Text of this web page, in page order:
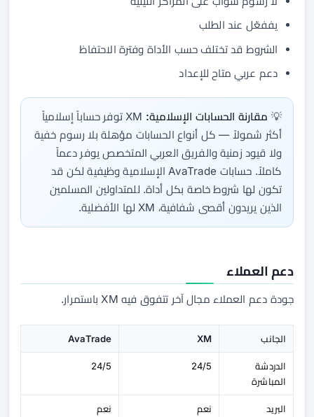
يففعّل عند الطلب
الشروط قد تختلف حسب الأداة وفترة الاحتفاظ
دعم عربي متاح للإعداد
💡 مقارنة الحسابات الإسلامية:
XM توفر حساباً إسلامياً
أكثر شمولاً — كل أنواع الحسابات مؤهلة بلا رسوم خفية
ولا قيود زمنية والفريق العربي المتخصص يوفر دعماً
كاملاً. حسابات AvaTrade الإسلامية وظيفية لكن قد
تكون لها شروط خاصة بكل أداة. للمتداولين المسلمين
الذين يريدون أقصى شفافية، XM لها الأفضلية.
دعم العملاء
جودة دعم العملاء مجال آخر تتفوق فيه XM باستمرار.
الجانب XM
AvaTrade
الدردشة
المباشرة
24/5
24/5
البريد
نعم نعم